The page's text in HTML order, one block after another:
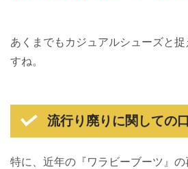
あくまでもカジュアルシューズと
すね。
流行り廃りに関しての
特に、近年の『ワラビーブーツ』